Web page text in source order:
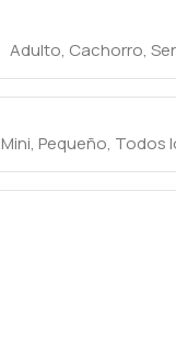
Adulto, Cachorro,
Mini, Pequeño, Todos